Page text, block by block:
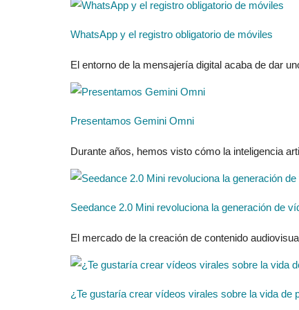
WhatsApp y el registro obligatorio de móviles
El entorno de la mensajería digital acaba de dar
Presentamos Gemini Omni
Durante años, hemos visto cómo la inteligencia
Seedance 2.0 Mini revoluciona la generación de
El mercado de la creación de contenido
¿Te gustaría crear vídeos virales sobre la vida